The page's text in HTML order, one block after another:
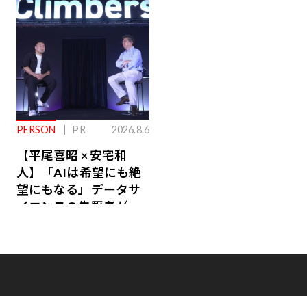
PERSON PR 2026.8.6
【平尾喜昭 × 安宅和
人】「AIは希望にも絶
望にもなる」データサ
イエンスの先駆者が語